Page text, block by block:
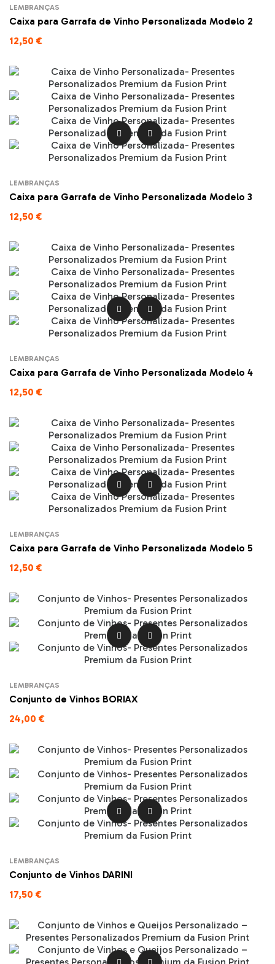
LEMBRANÇAS
Caixa para Garrafa de Vinho Personalizada Modelo 2
12,50 €
 
LEMBRANÇAS
Caixa para Garrafa de Vinho Personalizada Modelo 3
12,50 €
 
LEMBRANÇAS
Caixa para Garrafa de Vinho Personalizada Modelo 4
12,50 €
 
LEMBRANÇAS
Caixa para Garrafa de Vinho Personalizada Modelo 5
12,50 €
 
LEMBRANÇAS
Conjunto de Vinhos BORIAX
24,00 €
 
LEMBRANÇAS
Conjunto de Vinhos DARINI
17,50 €